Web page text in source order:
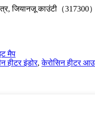
जियानजू काउंटी（317300
मैप
हीटर इंडोर,केरोसिन हीटर